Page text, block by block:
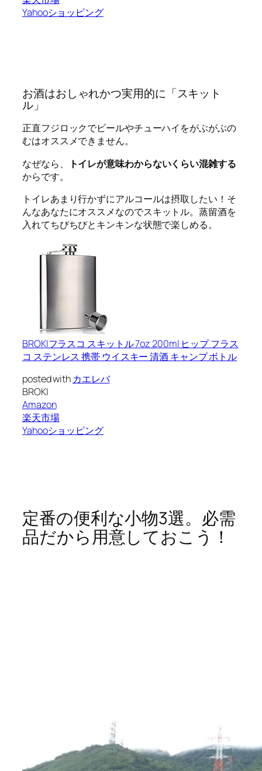
Yahooショッピング
お酒はおしゃれかつ実用的に「スキット
ル」
正直フジロックでビールやチューハイをがぶがぶの
むはオススメできません。
なぜなら、
トイレが意味わからないくらい混雑する
からです。
トイレあまり行かずにアルコールは摂取したい！ そ
んなあなたにオススメなのでスキットル。蒸留酒を
入れてちびちびとキンキンな状態で楽しめる。
BROKIフラスコ スキットル 7oz 200ml ヒップ フラス
コ ステンレス 携帯 ウイスキー 清酒 キャンプ ボトル
posted withカエレバ
BROKI
Amazon
楽天市場
Yahooショッピング
定番の便利な小物3選。必需
品だから用意しておこう！